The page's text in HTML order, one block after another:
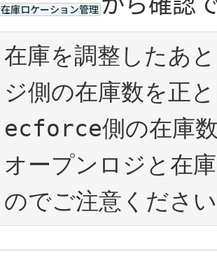
在庫ロケーション管理
在庫を調整したあ
ジ側の在庫数を正
ecforce側の在庫
オープンロジと在
のでご注意くださ